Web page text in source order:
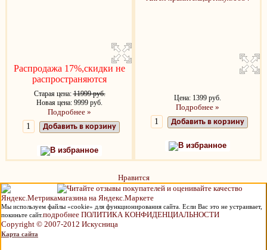
Распродажа 17%,скидки не
распространяются
Старая цена:11999 руб.
Новая цена: 9999 руб.
Подробнее »
Добавить в корзину
В избранное
Цена: 1399 руб.
Подробнее »
Добавить в корзину
В избранное
Нравится
Мы используем файлы «cookie» для функционирования сайта. Если Вас это не устраивает,
покиньте сайт.подробнее ПОЛИТИКА КОНФИДЕНЦИАЛЬНОСТИ
Copyright © 2007-2012 Искусница
Карта сайта